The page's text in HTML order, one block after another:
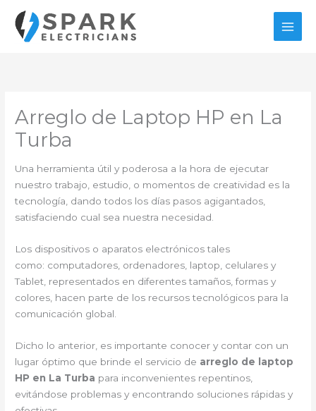
contenido
Arreglo de Laptop HP en La
Turba
Una herramienta útil y poderosa a la hora de ejecutar
nuestro trabajo, estudio, o momentos de creatividad es la
tecnología, dando todos los días pasos agigantados,
satisfaciendo cual sea nuestra necesidad.
Los dispositivos o aparatos electrónicos tales
como: computadores, ordenadores, laptop, celulares y
Tablet, representados en diferentes tamaños, formas y
colores, hacen parte de los recursos tecnológicos para la
comunicación global.
Dicho lo anterior, es importante conocer y contar con un
lugar óptimo que brinde el servicio de arreglo de laptop
HP en La Turba para inconvenientes repentinos,
evitándose problemas y encontrando soluciones rápidas y